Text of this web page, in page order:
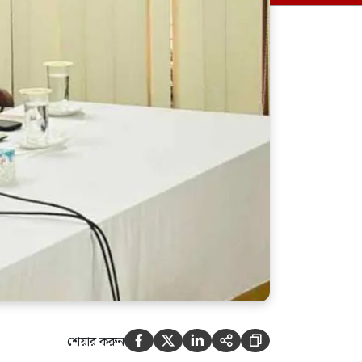
বিমানবন্দরে ভিআইপি-সিআইপিসহ
সবাইকে তল্লাশির নির্দেশ
শেয়ার করুন     